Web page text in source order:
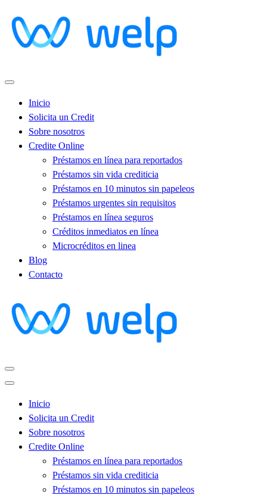
Inicio
Solicita un Credit
Sobre nosotros
Credite Online
Préstamos en línea para reportados
Préstamos sin vida crediticia
Préstamos en 10 minutos sin papeleos
Préstamos urgentes sin requisitos
Préstamos en línea seguros
Créditos inmediatos en línea
Microcréditos en linea
Blog
Contacto
Inicio
Solicita un Credit
Sobre nosotros
Credite Online
Préstamos en línea para reportados
Préstamos sin vida crediticia
Préstamos en 10 minutos sin papeleos